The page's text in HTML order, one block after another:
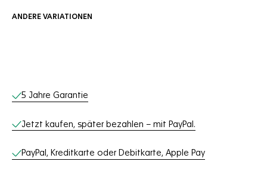
ANDERE VARIATIONEN
Online-Services
5 Jahre Garantie
Jetzt kaufen, später bezahlen – mit PayPal.
PayPal, Kreditkarte oder Debitkarte, Apple Pay